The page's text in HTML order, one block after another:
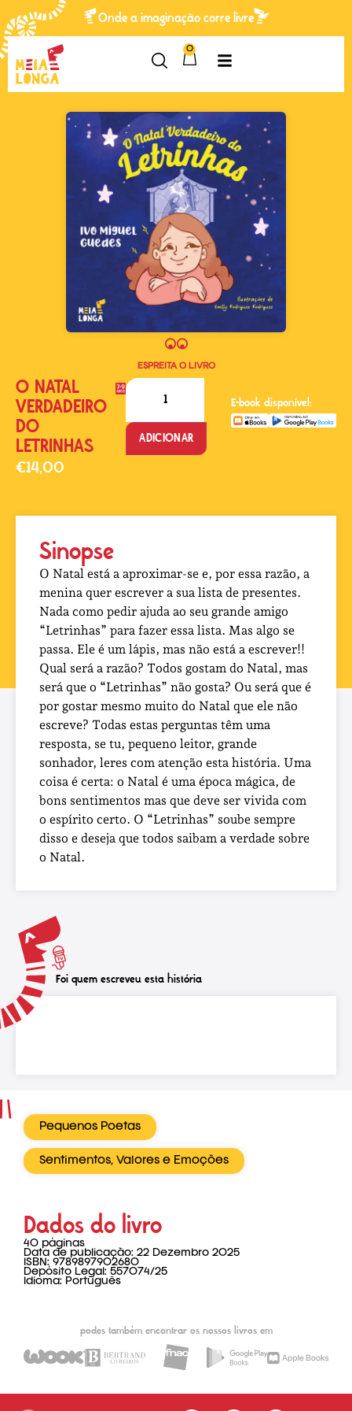
Onde a imaginação corre livre
0
ESPREITA O LIVRO
O NATAL
VERDADEIRO
DO
LETRINHAS
€14,00
ADICIONAR
E-book disponível:
Sinopse
O Natal está a aproximar-se e, por essa razão, a
menina quer escrever a sua lista de presentes.
Nada como pedir ajuda ao seu grande amigo
“Letrinhas” para fazer essa lista. Mas algo se
passa. Ele é um lápis, mas não está a escrever!!
Qual será a razão? Todos gostam do Natal, mas
será que o “Letrinhas” não gosta? Ou será que é
por gostar mesmo muito do Natal que ele não
escreve? Todas estas perguntas têm uma
resposta, se tu, pequeno leitor, grande
sonhador, leres com atenção esta história. Uma
coisa é certa: o Natal é uma época mágica, de
bons sentimentos mas que deve ser vivida com
o espírito certo. O “Letrinhas” soube sempre
disso e deseja que todos saibam a verdade sobre
o Natal.
Foi quem escreveu esta história
Pequenos Poetas
Sentimentos, Valores e Emoções
Dados do livro
40 páginas
Data de publicação: 22 Dezembro 2025
ISBN: 9789897902680
Depósito Legal: 557074/25
Idioma: Português
podes também encontrar os nossos livros em